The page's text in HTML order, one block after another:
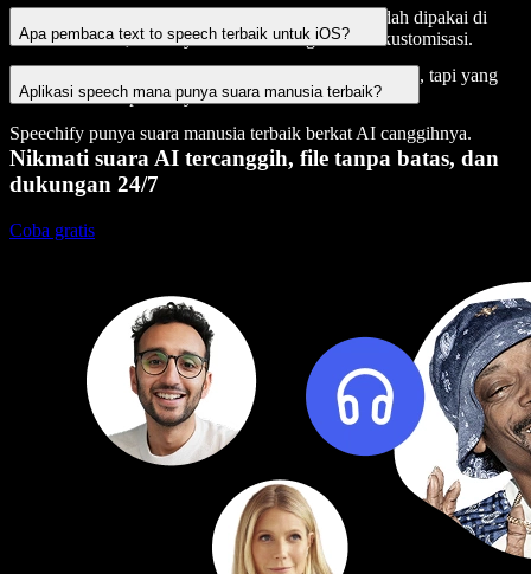
Speechify jelas aplikasi text to speech terbaik. Mudah dipakai di
Android & iOS, suaranya natural & sangat bisa dikustomisasi.
Apa pembaca text to speech terbaik untuk iOS?
Ada banyak pilihan pembaca text to speech di Android, tapi yang
terbaik adalah Speechify.
Aplikasi speech mana punya suara manusia terbaik?
Speechify punya suara manusia terbaik berkat AI canggihnya.
Nikmati suara AI tercanggih, file tanpa batas, dan
dukungan 24/7
Coba gratis